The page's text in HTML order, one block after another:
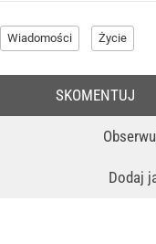
Wiadomości Życie
Dodaj
SKOMENTUJ